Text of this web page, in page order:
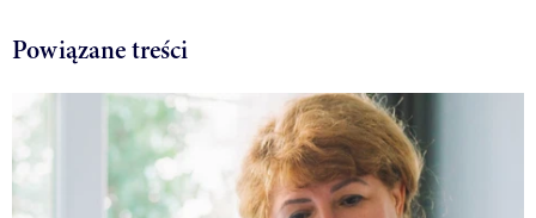
Powiązane treści